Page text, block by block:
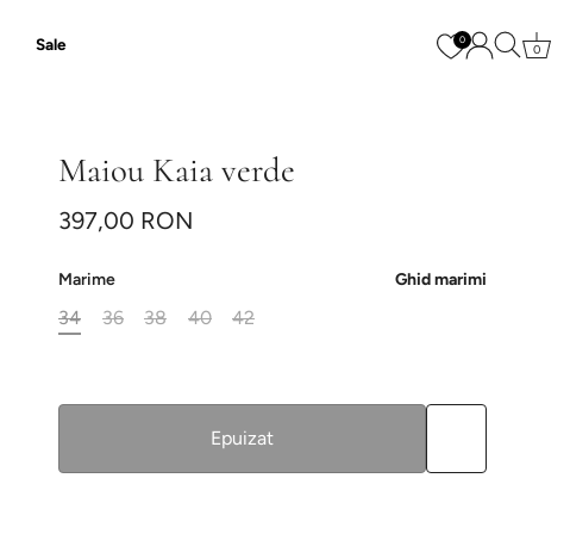
Sale 0
0
Maiou Kaia verde
397,00 RON
Marime Ghid marimi
34 36 38 40 42
Epuizat